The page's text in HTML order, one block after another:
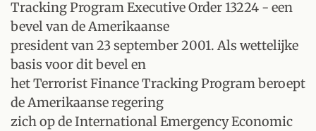
Tracking Program Executive Order 13224 - een
bevel van de Amerikaanse
president van 23 september 2001. Als wettelijke
basis voor dit bevel en
het Terrorist Finance Tracking Program beroept
de Amerikaanse regering
zich op de International Emergency Economic